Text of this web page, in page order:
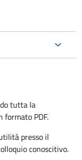
tutta la
formato PDF.
presso il
conoscitivo.